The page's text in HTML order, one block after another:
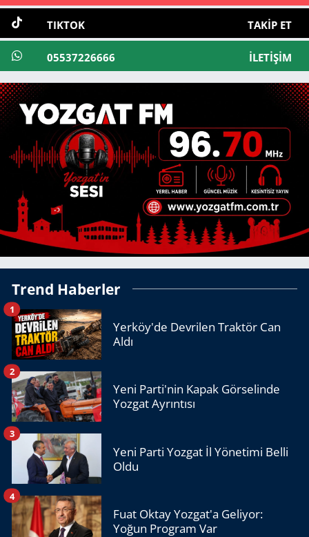
TIKTOK TAKIP ET
05537226666 İLETIŞIM
Trend Haberler
Yerköy'de Devrilen Traktör Can
Aldı
1
Yeni Parti'nin Kapak Görselinde
Yozgat Ayrıntısı
2
Yeni Parti Yozgat İl Yönetimi Belli
Oldu
3
Fuat Oktay Yozgat'a Geliyor:
Yoğun Program Var
4